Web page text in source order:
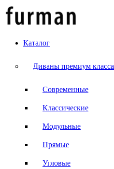
Каталог
Диваны премиум класса
Современные
Классические
Модульные
Прямые
Угловые